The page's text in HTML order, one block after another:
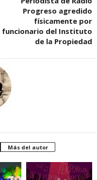
Progreso agredido
físicamente por
funcionario del Instituto
de la Propiedad
Más del autor